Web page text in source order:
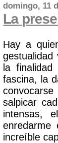
domingo, 11
La
Hay a
la
fascina, la
salpicar
intensas,
increíble